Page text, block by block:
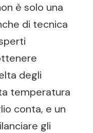
è solo una
di tecnica
degli
temperatura
conta, e un
gli